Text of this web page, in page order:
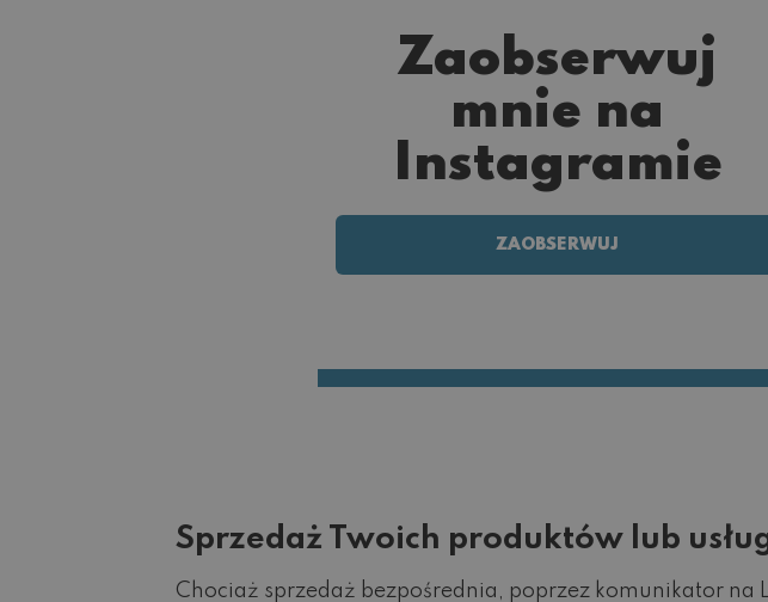
Zaobserwuj
mnie na
Instagramie
ZAOBSERWUJ
Sprzedaż Twoich produktów lub
Chociaż sprzedaż bezpośrednia, poprzez komunikator na